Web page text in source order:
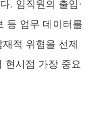
. 임직원의 출입·
등 업무 데이터를
적 위협을 선제
현시점 가장 중요